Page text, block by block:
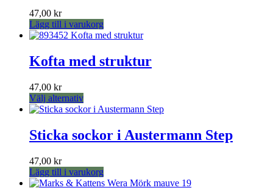
olika
alternativen
väljas
på
47,00 kr
Lägg till i varukorg
Kofta med struktur
47,00 kr
Välj alternativDen
här
har
flera
olika
alternativen
Sticka sockor i Austermann Step
47,00 kr
Lägg till i varukorg